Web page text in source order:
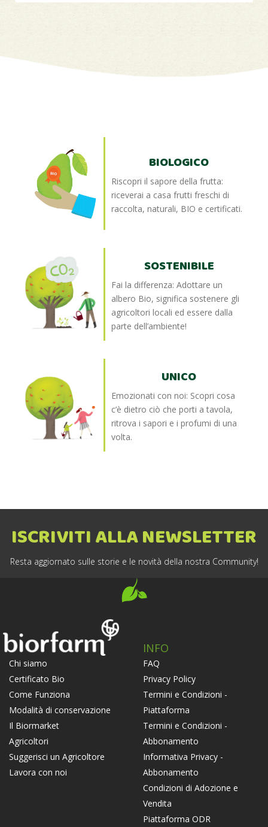
BIOLOGICO
Riscopri il sapore della frutta:
riceverai a casa frutti freschi di
raccolta, naturali, BIO e certificati.
SOSTENIBILE
Fai la differenza: Adottare un
albero Bio, significa sostenere gli
agricoltori locali ed essere dalla
parte dell’ambiente!
UNICO
Emozionati con noi: Scopri cosa
c’è dietro ciò che porti a tavola,
ritrova i sapori e i profumi di una
volta.
ISCRIVITI ALLA NEWSLETTER
Resta aggiornato sulle storie e le novità della nostra Community!
Chi siamo
Certificato Bio
Come Funziona
Modalità di conservazione
Il Biormarket
Agricoltori
Suggerisci un Agricoltore
Lavora con noi
INFO
FAQ
Privacy Policy
Termini e Condizioni -
Piattaforma
Termini e Condizioni -
Abbonamento
Informativa Privacy -
Abbonamento
Condizioni di Adozione e
Vendita
Piattaforma ODR